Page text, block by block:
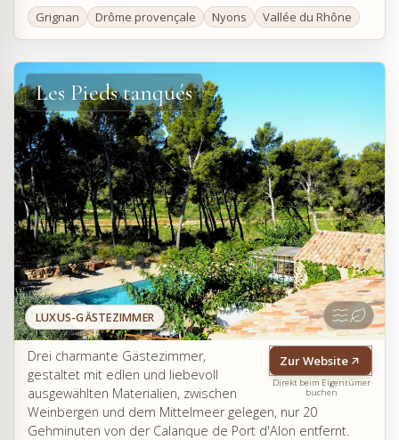
Grignan Drôme provençale Nyons Vallée du Rhône
LUXUS-GÄSTEZIMMER
Les Pieds tanqués
Zur Website
Direkt beim Eigentümer
buchen
Drei charmante Gästezimmer,
gestaltet mit edlen und liebevoll
ausgewählten Materialien, zwischen
Weinbergen und dem Mittelmeer gelegen, nur 20
Gehminuten von der Calanque de Port d'Alon entfernt.